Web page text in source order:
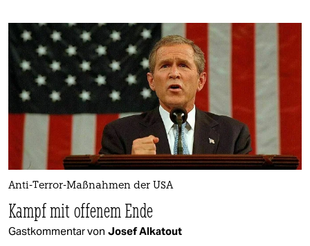
Anti-Terror-Maßnahmen der USA
Kampf mit offenem Ende
Gastkommentar von Josef Alkatout